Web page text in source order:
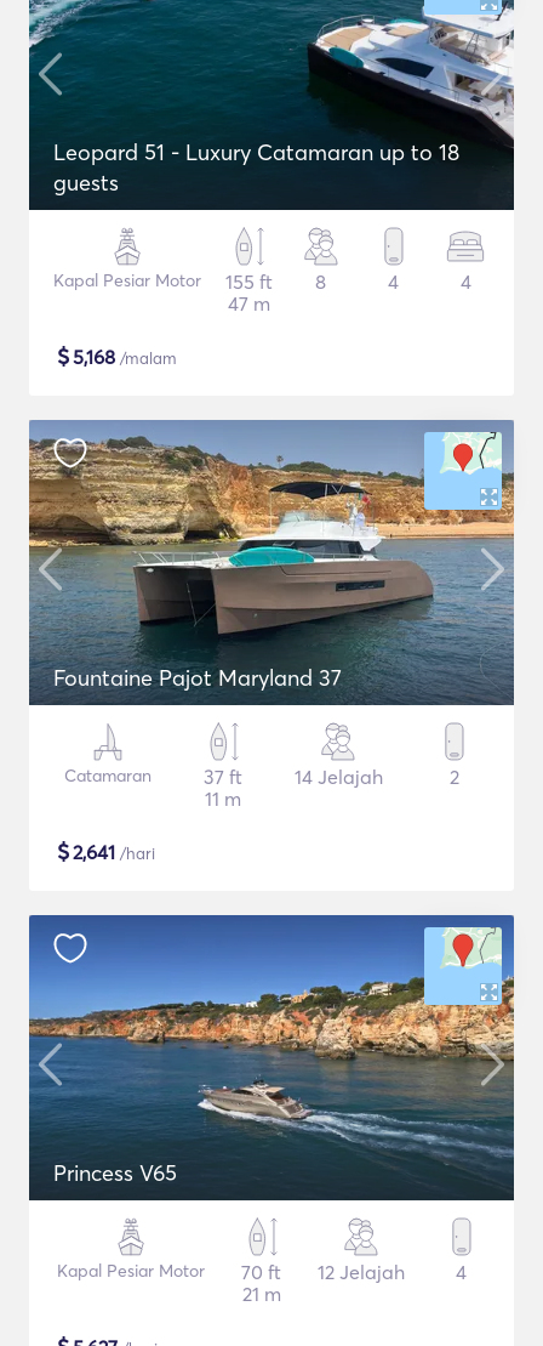
Leopard 51 - Luxury Catamaran up to 18
guests
Kapal Pesiar Motor
155 ft
47 m
8 4 4
$5,168 /malam
Fountaine Pajot Maryland 37
Catamaran
37 ft
11 m
14 Jelajah 2
$2,641 /hari
Princess V65
Kapal Pesiar Motor
70 ft
21 m
12 Jelajah 4